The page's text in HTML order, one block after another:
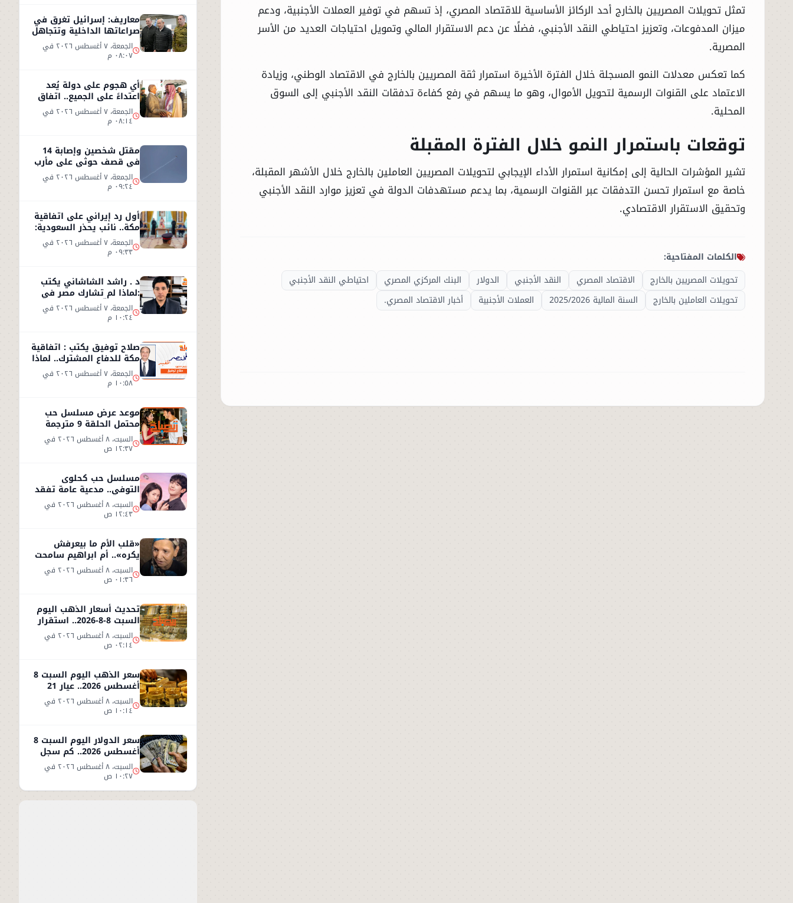
الأخبار
العالم
الاقتصاد
الصباح الرياضي
الحوادث
الفنون
المنوعات
تمثل تحويلات المصريين بالخارج أحد الركائز الأساسية للاقتصاد المصري، إذ تسهم في توفير العملات الأجنبية، ودعم
ميزان المدفوعات، وتعزيز احتياطي النقد الأجنبي، فضلًا عن دعم الاستقرار المالي وتمويل احتياجات العديد من الأسر
المصرية.
كما تعكس معدلات النمو المسجلة خلال الفترة الأخيرة استمرار ثقة المصريين بالخارج في الاقتصاد الوطني، وزيادة
الاعتماد على القنوات الرسمية لتحويل الأموال، وهو ما يسهم في رفع كفاءة تدفقات النقد الأجنبي إلى السوق
المحلية.
توقعات باستمرار النمو خلال الفترة المقبلة
تشير المؤشرات الحالية إلى إمكانية استمرار الأداء الإيجابي لتحويلات المصريين العاملين بالخارج خلال الأشهر المقبلة،
خاصة مع استمرار تحسن التدفقات عبر القنوات الرسمية، بما يدعم مستهدفات الدولة في تعزيز موارد النقد الأجنبي
وتحقيق الاستقرار الاقتصادي.
الكلمات المفتاحية:
تحويلات المصريين بالخارج
الاقتصاد المصري النقد الأجنبي الدولار البنك المركزي المصري
احتياطي النقد الأجنبي
تحويلات العاملين بالخارج
السنة المالية 2025/2026 العملات الأجنبية أخبار الاقتصاد المصري.
معاريف: إسرائيل تغرق في
صراعاتها الداخلية وتتجاهل
«تسونامي» سياسيًا قادمًا
من أمريكا الجمعة، ٧ أغسطس ٢٠٢٦ في
٠٨:٠٧ م
أي هجوم على دولة يُعد
اعتداءً على الجميع.. اتفاق
دفاعي جديد في مكة الجمعة، ٧ أغسطس ٢٠٢٦ في
٠٨:١٤ م
مقتل شخصين وإصابة 14
في قصف حوثي على مأرب
الجمعة، ٧ أغسطس ٢٠٢٦ في
٠٩:٢٤ م
أول رد إيراني على اتفاقية
مكة.. نائب يحذر السعودية:
الاتفاق لن يوفر الأمن الجمعة، ٧ أغسطس ٢٠٢٦ في
٠٩:٣٣ م
د . راشد الشاشاني يكتب
:لماذا لم تشارك مصر في
اتفاق مكّة ؟ الجمعة، ٧ أغسطس ٢٠٢٦ في
١٠:٢٤ م
صلاح توفيق يكتب : اتفاقية
مكة للدفاع المشترك.. لماذا
غابت مصر؟ الجمعة، ٧ أغسطس ٢٠٢٦ في
١٠:٥٨ م
موعد عرض مسلسل حب
محتمل الحلقة 9 مترجمة
على شاهد السبت، ٨ أغسطس ٢٠٢٦ في
١٢:٣٧ ص
مسلسل حب كحلوى
التوفي.. مدعية عامة تفقد
ذاكرتها وتبدأ قصة حب
غامضة السبت، ٨ أغسطس ٢٠٢٦ في
١٢:٤٣ ص
«قلب الأم ما بيعرفش
يكره».. أم ابراهيم سامحت
ابنها بعد طردها من المنزل
!! السبت، ٨ أغسطس ٢٠٢٦ في
٠١:٣٦ ص
تحديث أسعار الذهب اليوم
السبت 8-8-2026.. استقرار
نسبي في سوق الصاغة
السبت، ٨ أغسطس ٢٠٢٦ في
٠٢:١٤ ص
سعر الذهب اليوم السبت 8
أغسطس 2026.. عيار 21
يحافظ على مستواه السبت، ٨ أغسطس ٢٠٢٦ في
١٠:١٤ ص
سعر الدولار اليوم السبت 8
أغسطس 2026.. كم سجل
مقابل الجنيه؟ السبت، ٨ أغسطس ٢٠٢٦ في
١٠:٢٧ ص